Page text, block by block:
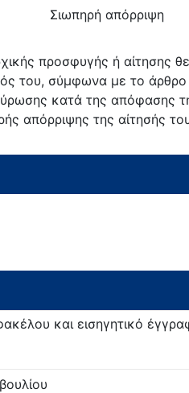
Σιωπηρή απόρριψη
προσφυγής ή αίτησης
του, σύμφωνα με το
κατά της απόφασης
απόρριψης της αίτησής
και εισηγητικό